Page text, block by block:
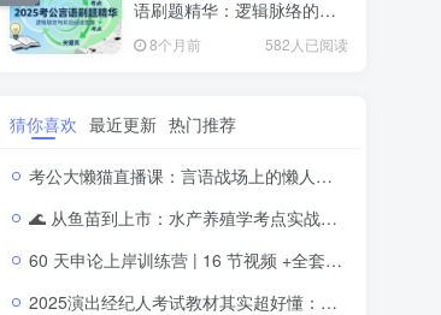
语刷题精华：逻辑脉络的轻
理解刷题视频课程
8个月前 582人已阅读
猜你喜欢 最近更新 热门推荐
考公大懒猫直播课：言语战场上的懒人逆袭，48节视频解锁高分密码
🌊 从鱼苗到上市：水产养殖学考点实战全攻略
60 天申论上岸训练营 | 16 节视频 +全套板书讲义 +高分素材全面集成
2025演出经纪人考试教材其实超好懂：这些核心内容让你轻松拿证